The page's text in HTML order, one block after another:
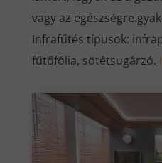
vagy az egészségre
Infrafűtés típusok:
fűtőfólia, sötétsugárzó.